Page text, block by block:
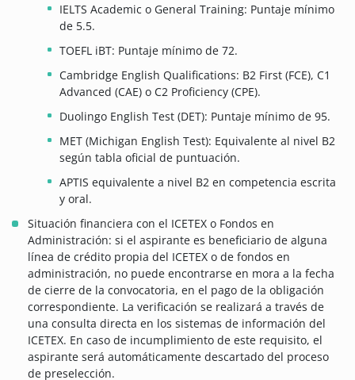
IELTS Academic o General Training: Puntaje mínimo
de 5.5.
TOEFL iBT: Puntaje mínimo de 72.
Cambridge English Qualifications: B2 First (FCE), C1
Advanced (CAE) o C2 Proficiency (CPE).
Duolingo English Test (DET): Puntaje mínimo de 95.
MET (Michigan English Test): Equivalente al nivel B2
según tabla oficial de puntuación.
APTIS equivalente a nivel B2 en competencia escrita
y oral.
Situación financiera con el ICETEX o Fondos en
Administración: si el aspirante es beneficiario de alguna
línea de crédito propia del ICETEX o de fondos en
administración, no puede encontrarse en mora a la fecha
de cierre de la convocatoria, en el pago de la obligación
correspondiente. La verificación se realizará a través de
una consulta directa en los sistemas de información del
ICETEX. En caso de incumplimiento de este requisito, el
aspirante será automáticamente descartado del proceso
de preselección.